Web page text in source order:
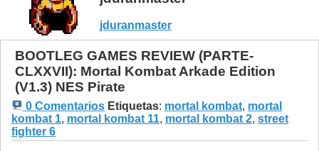
jduranmaster
BOOTLEG GAMES REVIEW (PARTE-
CLXXVII): Mortal Kombat Arkade Edition
(V1.3) NES Pirate
0 Comentarios Etiquetas: mortal kombat, mortal
kombat 1, mortal kombat 11, mortal kombat 2, street
fighter 6